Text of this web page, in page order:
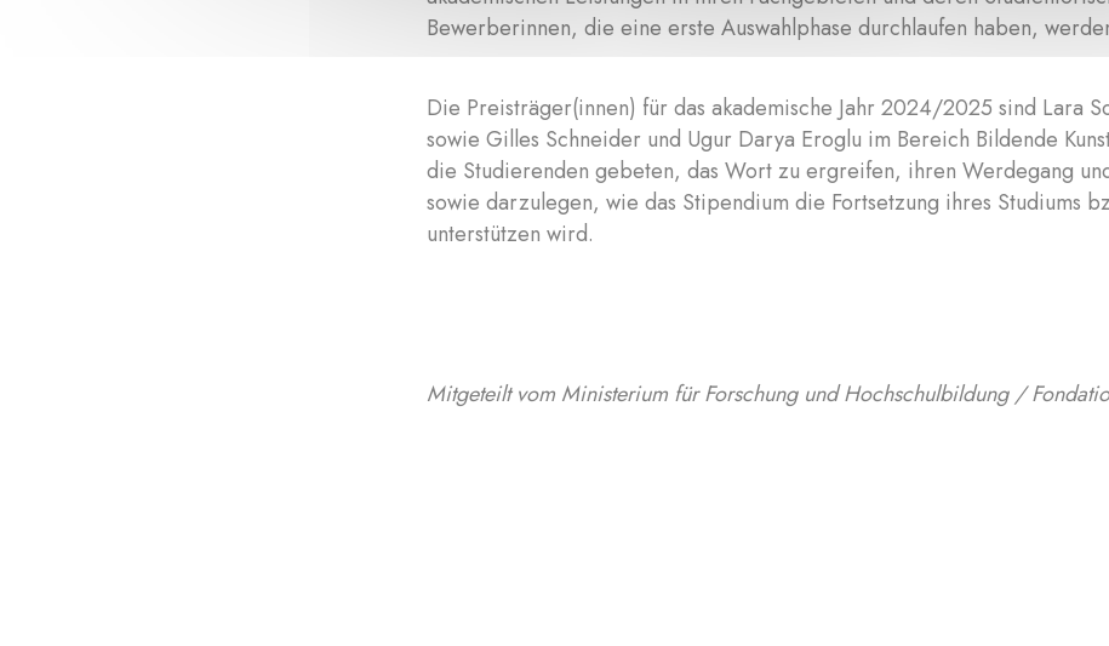
Bewerberinnen, die eine erste Auswahlphase durchlaufen haben,
Die Preisträger(innen) für das akademische Jahr 2024/2025 sind Lara
sowie Gilles Schneider und Ugur Darya Eroglu im Bereich Bildende
die Studierenden gebeten, das Wort zu ergreifen, ihren Werdegang
sowie darzulegen, wie das Stipendium die Fortsetzung ihres Studiums
unterstützen wird.
Mitgeteilt vom Ministerium für Forschung und Hochschulbildung /